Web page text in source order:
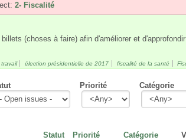
2- Fiscalité
(choses à faire) afin d'améliorer et
élection présidentielle de 2017 fiscalité de la santé
Priorité Catégorie
Statut Priorité Catégorie